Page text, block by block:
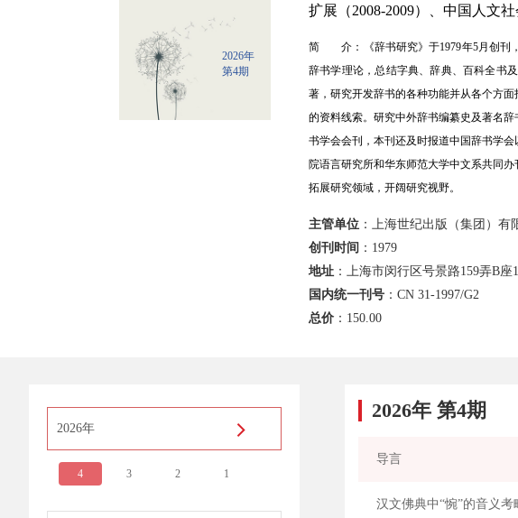
2026年
第4期
扩展（2008-2009）、中国人文
简 介：《辞书研究》于1979年5月创刊，
辞书学理论，总结字典、辞典、百科全书
著，研究开发辞书的各种功能并从各个方
的资料线索。研究中外辞书编纂史及著名
书学会会刊，本刊还及时报道中国辞书学
院语言研究所和华东师范大学中文系共同
拓展研究领域，开阔研究视野。
主管单位 ：上海世纪出版（集团）有
创刊时间 ：1979
地址 ：上海市闵行区号景路159弄B座
国内统一刊号 ：CN 31-1997/G2
总价 ： 150.00
2026年
4 3 2 1
2026年 第4期
导言
汉文佛典中“惋”的音义考